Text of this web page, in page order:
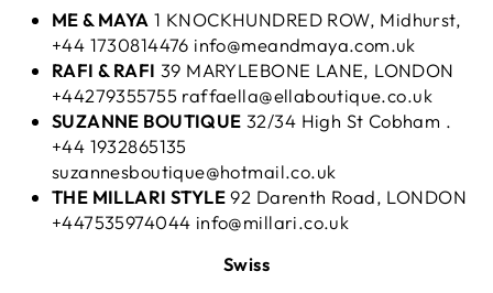
ME & MAYA 1 KNOCKHUNDRED ROW, Midhurst,
+44 1730814476 info@meandmaya.com.uk
RAFI & RAFI 39 MARYLEBONE LANE, LONDON
+44279355755 raffaella@ellaboutique.co.uk
SUZANNE BOUTIQUE 32/34 High St Cobham .
+44 1932865135
suzannesboutique@hotmail.co.uk
THE MILLARI STYLE92 Darenth Road, LONDON
+447535974044 info@millari.co.uk
Swiss